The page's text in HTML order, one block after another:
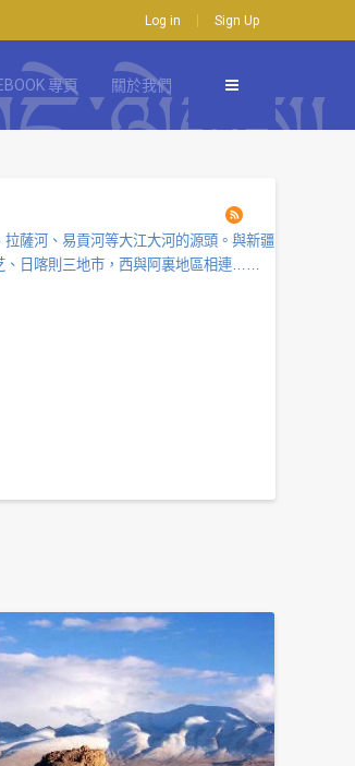
Log in Sign Up
專頁 關於我們
薩河、易貢河等大江大河的源頭。與新疆
、日喀則三地市，西與阿裏地區相連……